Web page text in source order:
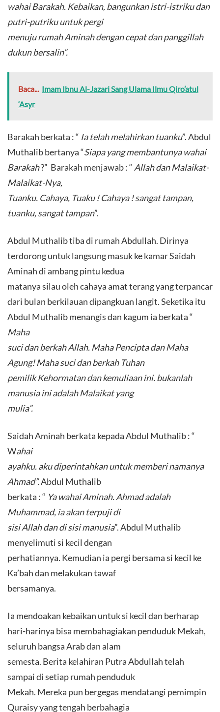
wahai Barakah. Kebaikan, bangunkan istri-istriku dan
putri-putriku untuk pergi
menuju rumah Aminah dengan cepat dan panggillah
dukun bersalin”.
Baca... Imam Ibnu Al-Jazari Sang Ulama Ilmu Qiro’atul
‘Asyr
Barakah berkata : “ Ia telah melahirkan tuanku”. Abdul
Muthalib bertanya “Siapa yang membantunya wahai
Barakah?” Barakah menjawab : “ Allah dan Malaikat-
Malaikat-Nya,
Tuanku. Cahaya, Tuaku ! Cahaya ! sangat tampan,
tuanku, sangat tampan”.
Abdul Muthalib tiba di rumah Abdullah. Dirinya
terdorong untuk langsung masuk ke kamar Saidah
Aminah di ambang pintu kedua
matanya silau oleh cahaya amat terang yang terpancar
dari bulan berkilauan dipangkuan langit. Seketika itu
Abdul Muthalib menangis dan kagum ia berkata “
Maha
suci dan berkah Allah. Maha Pencipta dan Maha
Agung! Maha suci dan berkah Tuhan
pemilik Kehormatan dan kemuliaan ini. bukanlah
manusia ini adalah Malaikat yang
mulia”.
Saidah Aminah berkata kepada Abdul Muthalib : “
Wahai
ayahku. aku diperintahkan untuk memberi namanya
Ahmad”.Abdul Muthalib
berkata : “ Ya wahai Aminah. Ahmad adalah
Muhammad, ia akan terpuji di
sisi Allah dan di sisi manusia”. Abdul Muthalib
menyelimuti si kecil dengan
perhatiannya. Kemudian ia pergi bersama si kecil ke
Ka’bah dan melakukan tawaf
bersamanya.
Ia mendoakan kebaikan untuk si kecil dan berharap
hari-harinya bisa membahagiakan penduduk Mekah,
seluruh bangsa Arab dan alam
semesta. Berita kelahiran Putra Abdullah telah
sampai di setiap rumah penduduk
Mekah. Mereka pun bergegas mendatangi pemimpin
Quraisy yang tengah berbahagia